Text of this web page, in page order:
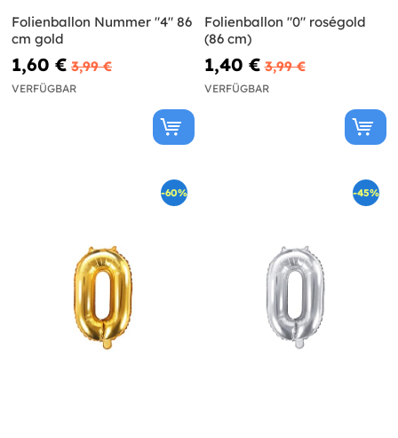
Folienballon Nummer "4" 86
cm gold
1,60 € 3,99 €
VERFÜGBAR
Folienballon "0" roségold
(86 cm)
1,40 € 3,99 €
VERFÜGBAR
-60% -45%